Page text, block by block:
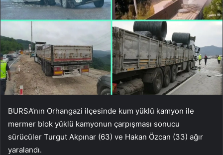
BURSA’nın Orhangazi ilçesinde kum yüklü kamyon ile
mermer blok yüklü kamyonun çarpışması sonucu
sürücüler Turgut Akpınar (63) ve Hakan Özcan (33) ağır
yaralandı.